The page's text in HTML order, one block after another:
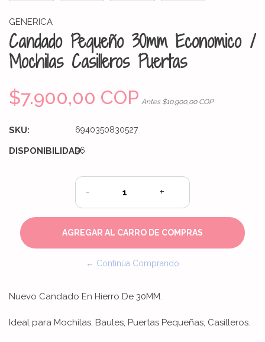
GENERICA
Candado Pequeño 30mm Economico /
Mochilas Casilleros Puertas
$7.900,00 COP Antes $10.900,00 COP
SKU: 6940350830527
DISPONIBILIDAD:
36
- +
← Continúa Comprando
Nuevo Candado En Hierro De 30MM.
Ideal para Mochilas, Baules, Puertas Pequeñas, Casilleros.